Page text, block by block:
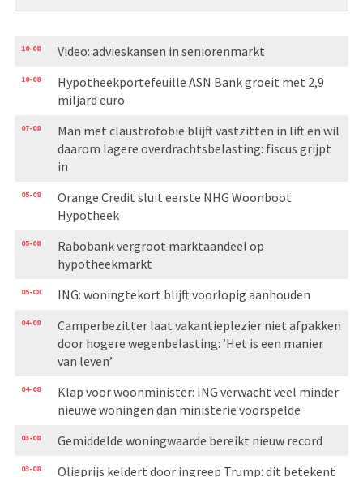
10-08 Video: advieskansen in seniorenmarkt
10-08
Hypotheekportefeuille ASN Bank groeit met 2,9
miljard euro
07-08
Man met claustrofobie blijft vastzitten in lift en wil
daarom lagere overdrachtsbelasting: fiscus grijpt
in
05-08
Orange Credit sluit eerste NHG Woonboot
Hypotheek
05-08
Rabobank vergroot marktaandeel op
hypotheekmarkt
05-08 ING: woningtekort blijft voorlopig aanhouden
04-08
Camperbezitter laat vakantieplezier niet afpakken
door hogere wegenbelasting: ’Het is een manier
van leven’
04-08
Klap voor woonminister: ING verwacht veel minder
nieuwe woningen dan ministerie voorspelde
03-08 Gemiddelde woningwaarde bereikt nieuw record
03-08 Olieprijs keldert door ingreep Trump: dit betekent